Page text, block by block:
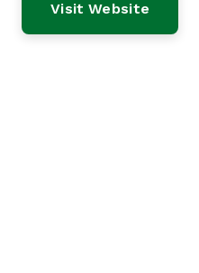
Visit Website